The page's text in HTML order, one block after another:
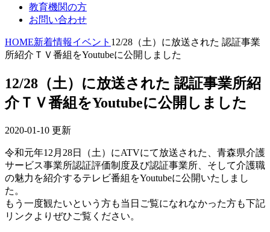
教育機関の方
お問い合わせ
HOME新着情報イベント 12/28（土）に放送された 認証事業
所紹介ＴＶ番組をYoutubeに公開しました
12/28（土）に放送された 認証事業所紹
介ＴＶ番組をYoutubeに公開しました
2020-01-10 更新
令和元年12月28日（土）にATVにて放送された、青森県介護
サービス事業所認証評価制度及び認証事業所、そして介護職
の魅力を紹介するテレビ番組をYoutubeに公開いたしまし
た。
もう一度観たいという方も当日ご覧になれなかった方も下記
リンクよりぜひご覧ください。